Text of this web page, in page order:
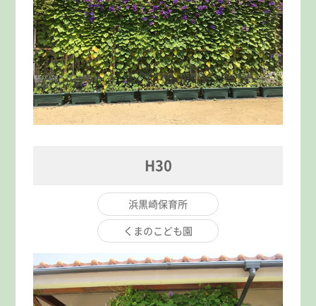
H30
浜黒崎保育所
くまのこども園